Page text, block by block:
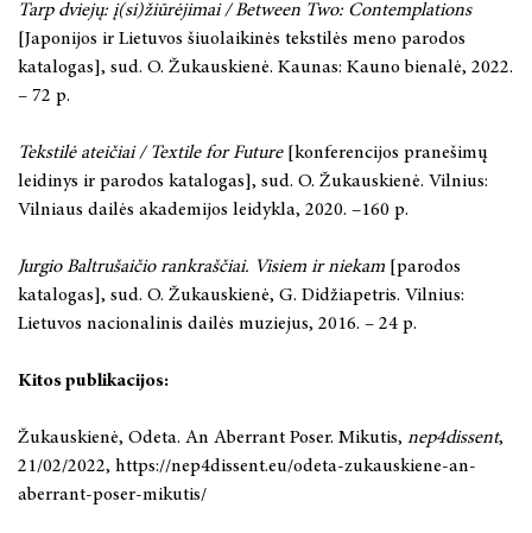
Tarp dviejų: į(si)žiūrėjimai / Between Two: Contemplations
[Japonijos ir Lietuvos šiuolaikinės tekstilės meno parodos
katalogas], sud. O. Žukauskienė. Kaunas: Kauno bienalė, 2022.
– 72 p.
Tekstilė ateičiai / Textile for Future[konferencijos pranešimų
leidinys ir parodos katalogas], sud. O. Žukauskienė. Vilnius:
Vilniaus dailės akademijos leidykla, 2020. –160 p.
Jurgio Baltrušaičio rankraščiai. Visiem ir niekam [parodos
katalogas], sud. O. Žukauskienė, G. Didžiapetris. Vilnius:
Lietuvos nacionalinis dailės muziejus, 2016. – 24 p.
Kitos publikacijos:
Žukauskienė, Odeta. An Aberrant Poser. Mikutis, nep4dissent,
21/02/2022, https://nep4dissent.eu/odeta-zukauskiene-an-
aberrant-poser-mikutis/